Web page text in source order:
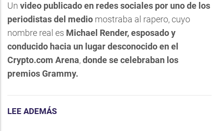
Un video publicado en redes sociales por uno de los
periodistas del medio mostraba al rapero, cuyo
nombre real es Michael Render, esposado y
conducido hacia un lugar desconocido en el
Crypto.com Arena,donde se celebraban los
premios Grammy.
LEE ADEMÁS